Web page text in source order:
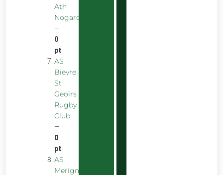
Ath
Nogarolienne
—
0
pt
AS
Bievre
St
Geoirs
Rugby
Club
—
0
pt
AS
Merignac